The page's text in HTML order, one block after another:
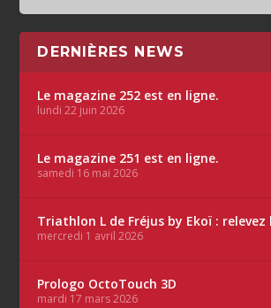
DERNIÈRES NEWS
Le magazine 252 est en ligne.
lundi 22 juin 2026
Le magazine 251 est en ligne.
samedi 16 mai 2026
Triathlon L de Fréjus by Ekoï : relevez
mercredi 1 avril 2026
Prologo OctoTouch 3D
mardi 17 mars 2026